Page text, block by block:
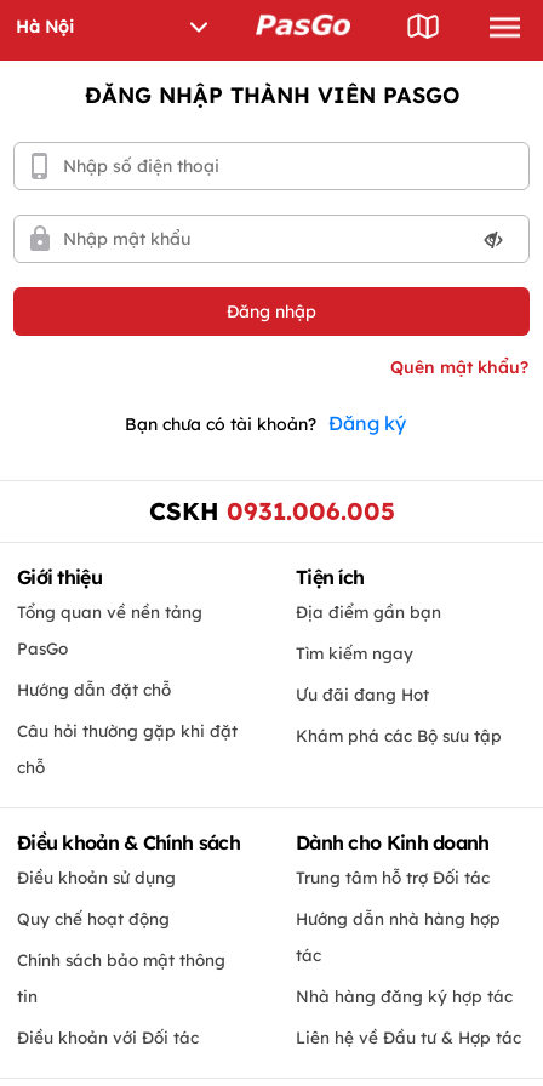
ĐĂNG NHẬP THÀNH VIÊN PASGO
Bạn chưa có tài khoản? Đăng ký
CSKH 0931.006.005
Giới thiệu
Tổng quan về nền tảng
PasGo
Hướng dẫn đặt chỗ
Câu hỏi thường gặp khi đặt
chỗ
Tiện ích
Địa điểm gần bạn
Tìm kiếm ngay
Ưu đãi đang Hot
Khám phá các Bộ sưu tập
Điều khoản & Chính sách
Điều khoản sử dụng
Quy chế hoạt động
Chính sách bảo mật thông
tin
Điều khoản với Đối tác
Dành cho Kinh doanh
Trung tâm hỗ trợ Đối tác
Hướng dẫn nhà hàng hợp
tác
Nhà hàng đăng ký hợp tác
Liên hệ về Đầu tư & Hợp tác